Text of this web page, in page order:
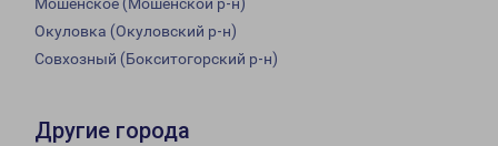
Мошенское (Мошенской р-н)
Окуловка (Окуловский р-н)
Совхозный (Бокситогорский р-н)
Другие города